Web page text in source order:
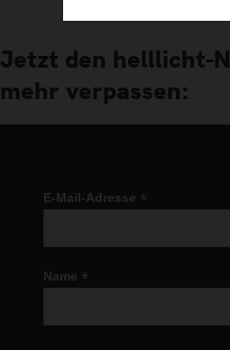
Jetzt den helllicht-
mehr verpassen:
E-Mail-Adresse *
Name *